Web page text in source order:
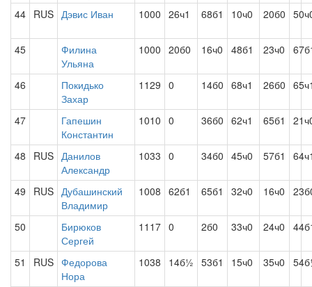
44 RUS Дэвис Иван 1000 26ч1 68б1 10ч0 20б0
45
Филина
Ульяна
1000 20б0 16ч0 48б1 23ч0
46
Покидько
Захар
1129 0 14б0 68ч1 26б0
47
Гапешин
Константин
1010 0 36б0 62ч1 65б1
48 RUS Данилов
Александр
1033 0 34б0 45ч0 57б1
49 RUS Дубашинский
Владимир
1008 62б1 65б1 32ч0 16ч0
50
Бирюков
Сергей
1117 0 2б0 33ч0 24ч0
51 RUS Федорова
Нора
1038 14б½ 53б1 15ч0 35ч0